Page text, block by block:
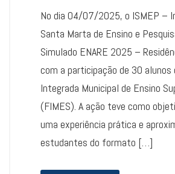
No dia 04/07/2025, o ISMEP –
Santa Marta de Ensino e
Simulado ENARE 2025 –
com a participação de 30 alunos
Integrada Municipal de Ensino
(FIMES). A ação teve como
uma experiência prática e
estudantes do formato […]